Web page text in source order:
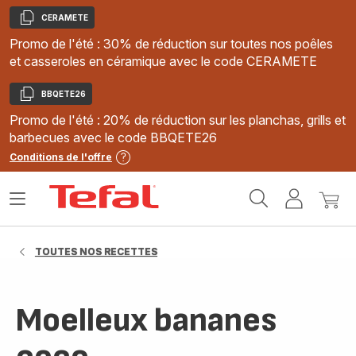
Copier
CERAMETE
Promo de l'été : 30% de réduction sur toutes nos poêles
et casseroles en céramique avec le code CERAMETE
Copier
BBQETE26
Promo de l'été : 20% de réduction sur les planchas, grills et
barbecues avec le code BBQETE26
Conditions de l'offre
MonMon
Ouvrir
TOUTES NOS RECETTES
Moelleux bananes